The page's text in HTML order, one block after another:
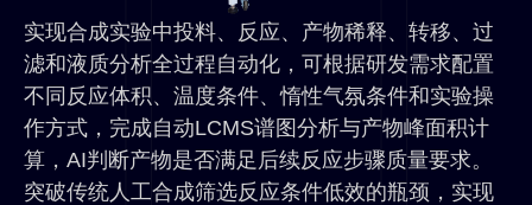
实现合成实验中投料、反应、产物稀释、转移、过
滤和液质分析全过程自动化，可根据研发需求配置
不同反应体积、温度条件、惰性气氛条件和实验操
作方式，完成自动LCMS谱图分析与产物峰面积计
算，AI判断产物是否满足后续反应步骤质量要求。
突破传统人工合成筛选反应条件低效的瓶颈，实现